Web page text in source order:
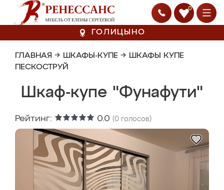
0
ГОЛИЦЫНО
ГЛАВНАЯ → ШКАФЫ-КУПЕ → ШКАФЫ КУПЕ
ПЕСКОСТРУЙ
Шкаф-купе "Фунафути"
Рейтинг: 0.0 (0 голосов)